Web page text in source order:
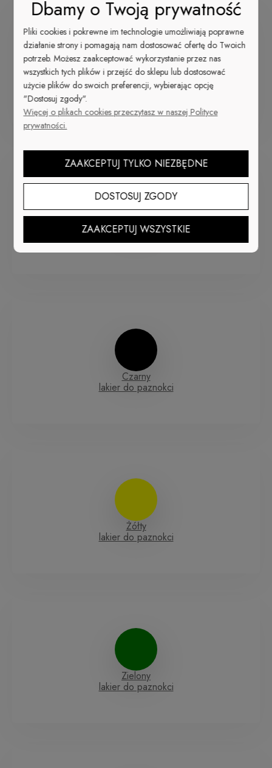
Czerwony
lakier do paznokci
Biały
lakier do paznokci
Czarny
lakier do paznokci
Żółty
lakier do paznokci
Zielony
lakier do paznokci
Dbamy o Twoją prywatność
Pliki cookies i pokrewne im technologie umożliwiają poprawne
działanie strony i pomagają nam dostosować ofertę do Twoich
potrzeb. Możesz zaakceptować wykorzystanie przez nas
wszystkich tych plików i przejść do sklepu lub dostosować
użycie plików do swoich preferencji, wybierając opcję
"Dostosuj zgody".
Więcej o plikach cookies przeczytasz w naszej Polityce
prywatności.
ZAAKCEPTUJ TYLKO NIEZBĘDNE
DOSTOSUJ ZGODY
ZAAKCEPTUJ WSZYSTKIE